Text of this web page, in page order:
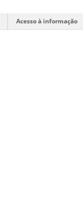
Acesso à informação